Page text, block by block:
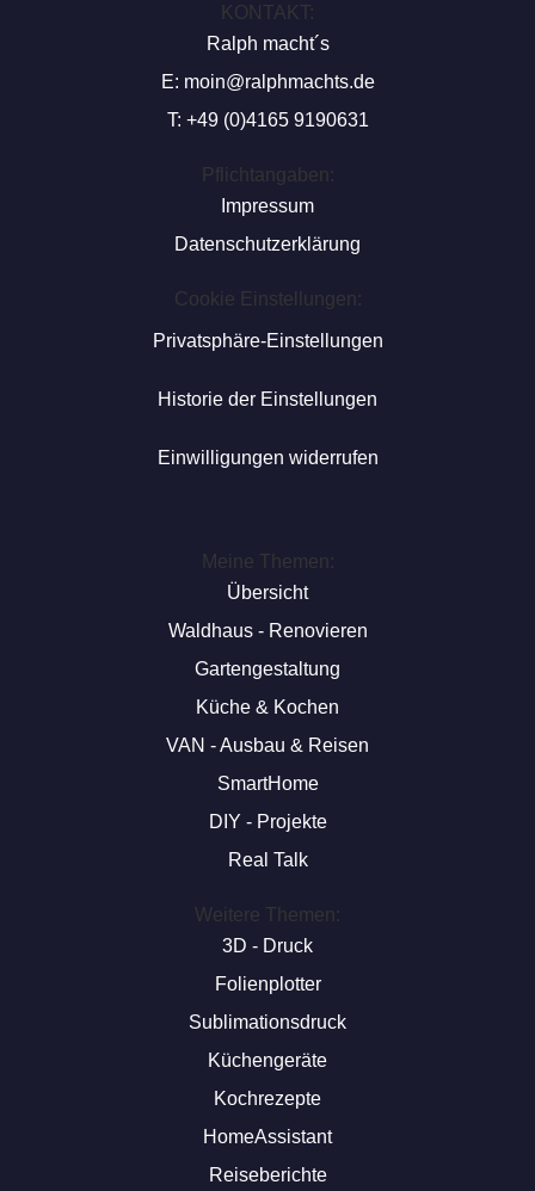
KONTAKT:
Ralph macht´s
E: moin@ralphmachts.de
T: +49 (0)4165 9190631
Pflichtangaben:
Impressum
Datenschutzerklärung
Cookie Einstellungen:
Privatsphäre-Einstellungen
Historie der Einstellungen
Einwilligungen widerrufen
Meine Themen:
Übersicht
Waldhaus - Renovieren
Gartengestaltung
Küche & Kochen
VAN - Ausbau & Reisen
SmartHome
DIY - Projekte
Real Talk
Weitere Themen:
3D - Druck
Folienplotter
Sublimationsdruck
Küchengeräte
Kochrezepte
HomeAssistant
Reiseberichte